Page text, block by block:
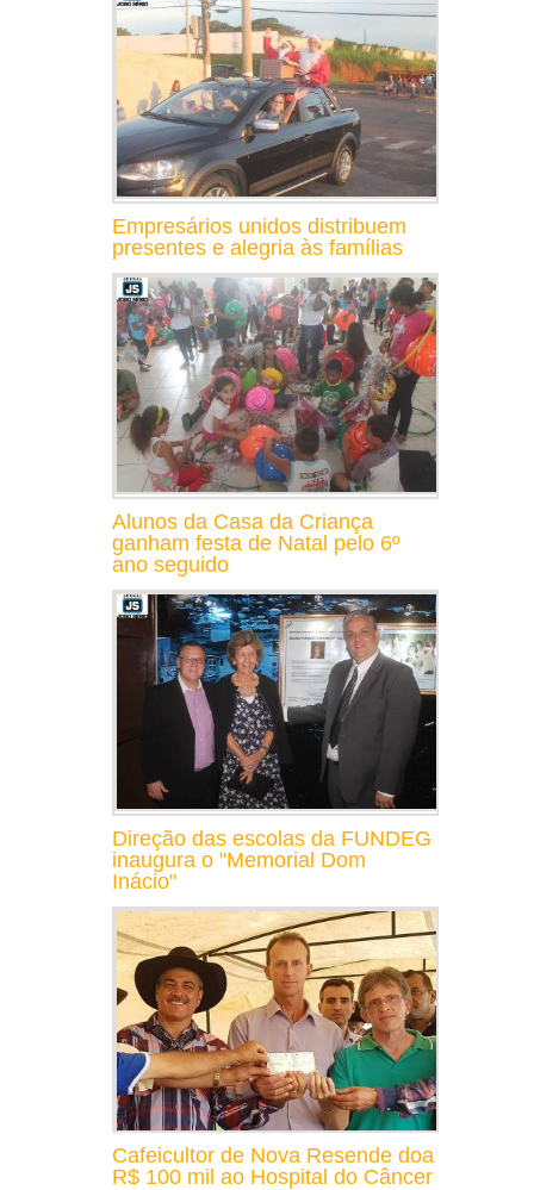
Empresários unidos distribuem
presentes e alegria às famílias
Alunos da Casa da Criança
ganham festa de Natal pelo 6º
ano seguido
Direção das escolas da FUNDEG
inaugura o "Memorial Dom
Inácio"
Cafeicultor de Nova Resende doa
R$ 100 mil ao Hospital do Câncer